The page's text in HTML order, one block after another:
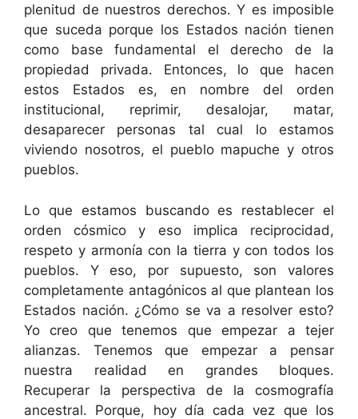
plenitud de nuestros derechos. Y es imposible
que suceda porque los Estados nación tienen
como base fundamental el derecho de la
propiedad privada. Entonces, lo que hacen
estos Estados es, en nombre del orden
institucional, reprimir, desalojar, matar,
desaparecer personas tal cual lo estamos
viviendo nosotros, el pueblo mapuche y otros
pueblos.
Lo que estamos buscando es restablecer el
orden cósmico y eso implica reciprocidad,
respeto y armonía con la tierra y con todos los
pueblos. Y eso, por supuesto, son valores
completamente antagónicos al que plantean los
Estados nación. ¿Cómo se va a resolver esto?
Yo creo que tenemos que empezar a tejer
alianzas. Tenemos que empezar a pensar
nuestra realidad en grandes bloques.
Recuperar la perspectiva de la cosmografía
ancestral. Porque, hoy día cada vez que los